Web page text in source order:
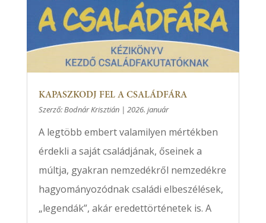
KAPASZKODJ FEL A CSALÁDFÁRA
Szerző:Bodnár Krisztián| 2026. január
A legtöbb embert valamilyen mértékben
érdekli a saját családjának, őseinek a
múltja, gyakran nemzedékről nemzedékre
hagyományozódnak családi elbeszélések,
„legendák”, akár eredettörténetek is. A